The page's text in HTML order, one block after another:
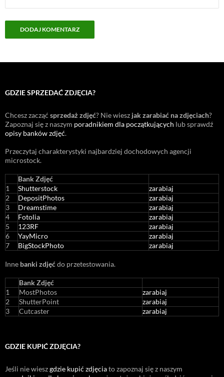
GDZIE SPRZEDAĆ ZDJĘCIA?
Chcesz zacząć sprzedaż zdjęć? Nie wiesz jak zarabiać na zdjęciach?
Zapoznaj się z naszym poradnikiem dla początkujących lub sprawdź
opisy banków zdjęć.
Przeczytaj charakterystyki najbardziej dochodowych agencji
microstock.
Bank Zdjęć
1
Shutterstock
zarabiaj
2
DepositPhotos
zarabiaj
3
Dreamstime
zarabiaj
4
Fotolia
zarabiaj
5
123RF
zarabiaj
6
YayMicro
zarabiaj
7
BigStockPhoto zarabiaj
Inne banki zdjęćdo przetestowania.
Bank Zdjęć
1
MostPhotos
zarabiaj
2
ShutterPoint
zarabiaj
3
Cutcaster zarabiaj
GDZIE KUPIĆ ZDJĘCIA?
Jeśli nie wieszgdzie kupić zdjęciato zapoznaj się z naszym